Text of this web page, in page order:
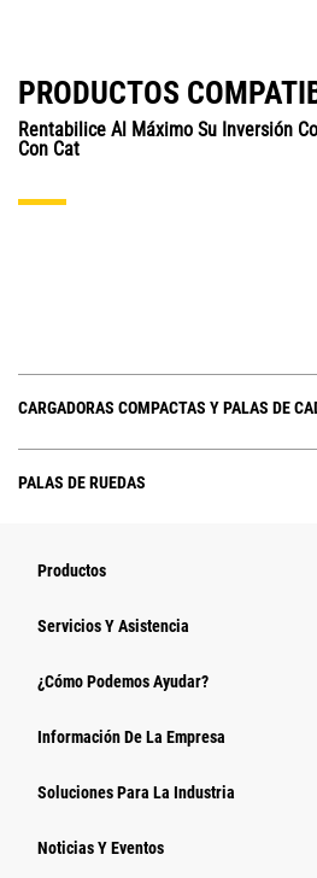
PRODUCTOS
Rentabilice Al Máximo Su Inversión
Con Cat
CARGADORAS COMPACTAS Y PALAS DE
PALAS DE RUEDAS
Productos
Servicios Y Asistencia
¿Cómo Podemos Ayudar?
Información De La Empresa
Soluciones Para La Industria
Noticias Y Eventos